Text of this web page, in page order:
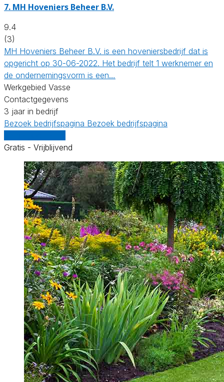
7. MH Hoveniers Beheer B.V.
9.4
(3)
MH Hoveniers Beheer B.V. is een hoveniersbedrijf dat is
opgericht op 30-06-2022. Het bedrijf telt 1 werknemer en
de ondernemingsvorm is een…
Werkgebied Vasse
Contactgegevens
3 jaar in bedrijf
Bezoek bedrijfspagina Bezoek bedrijfspagina
Gratis - Vrijblijvend